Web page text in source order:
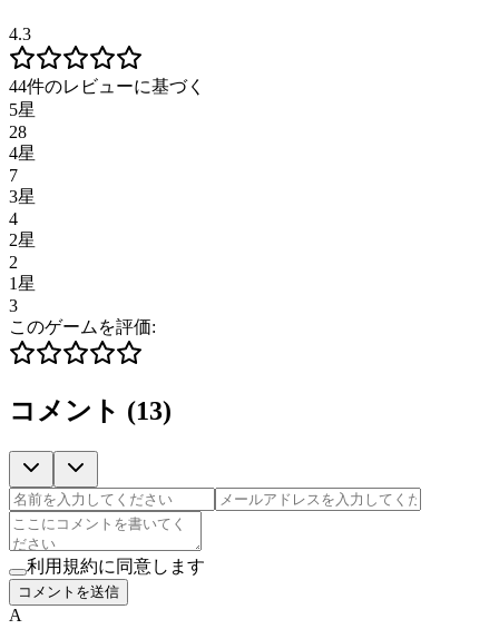
4.3
44件のレビューに基づく
5星
28
4星
7
3星
4
2星
2
1星
3
このゲームを評価:
コメント (13)
利用規約に同意します
コメントを送信
A